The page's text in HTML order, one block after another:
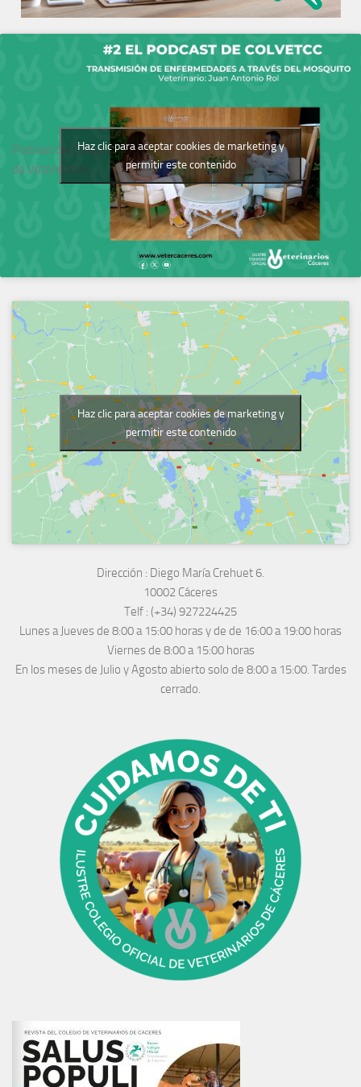
Podcast del Colegio
de Veterinarios
Haz clic para aceptar cookies de marketing y
permitir este contenido
Haz clic para aceptar cookies de marketing y
permitir este contenido
Dirección : Diego María Crehuet 6.
10002 Cáceres
Telf : (+34) 927224425
Lunes a Jueves de 8:00 a 15:00 horas y de de 16:00 a 19:00 horas
Viernes de 8:00 a 15:00 horas
En los meses de Julio y Agosto abierto solo de 8:00 a 15:00. Tardes
cerrado.